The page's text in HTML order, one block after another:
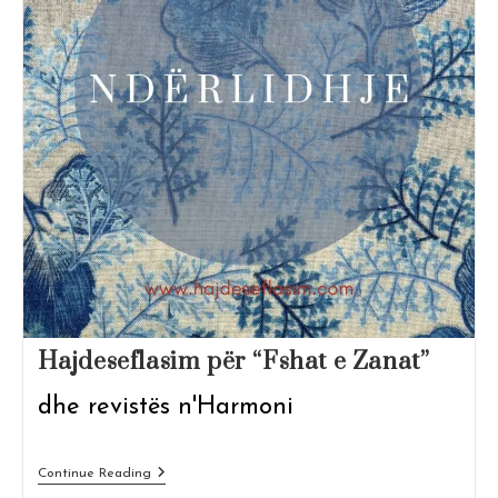
Hajdeseflasim për “Fshat e Zanat”
dhe revistës n'Harmoni
Continue ReadingHajdeseflasim